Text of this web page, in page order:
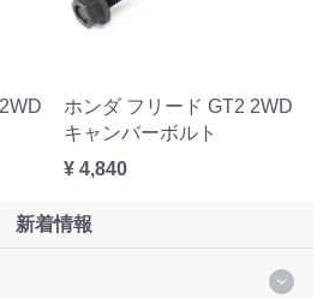
ホンダ フリード GT2 2WD
キャンバーボルト
¥ 4,840
新着情報